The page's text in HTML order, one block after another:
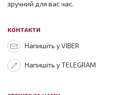
зручний для вас час.
КОНТАКТИ
Напишіть у VIBER
Напишіть у TELEGRAM